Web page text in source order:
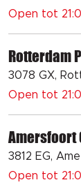
Open tot
Rotterdam
3078 GX,
Open tot
Amersfoort
3812 EG,
Open tot